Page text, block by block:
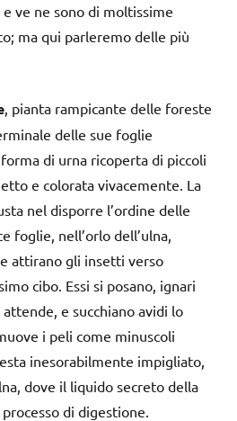
ve ne sono di moltissime
ma qui parleremo delle più
, pianta rampicante delle foreste
delle sue foglie
di urna ricoperta di piccoli
e colorata vivacemente. La
nel disporre l’ordine delle
foglie, nell’orlo dell’ulna,
attirano gli insetti verso
cibo. Essi si posano, ignari
e succhiano avidi lo
i peli come minuscoli
inesorabilmente impigliato,
dove il liquido secreto della
di digestione.